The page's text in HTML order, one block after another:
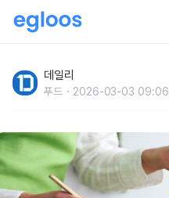
법
데일리
푸드 2026-03-03 09:06